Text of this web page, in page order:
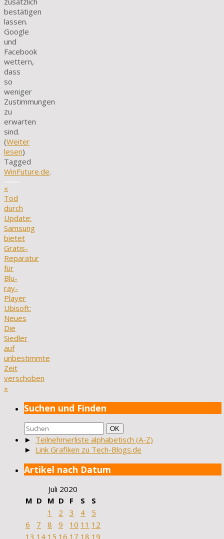
bestätigen
lassen.
Google
und
Facebook
wettern,
dass
so
weniger
Zustimmungen
zu
erwarten
sind.
(Weiter
lesen)
Tagged
WinFuture.de.
«
Tod
durch
Update:
Samsung
bietet
Gratis-
Reparatur
für
Blu-
ray-
Player
Ubisoft:
Neues
Die
Siedler
auf
unbestimmte
Zeit
verschoben
»
Suchen und Finden
Suchen
nach:
Suchen
OK
► Teilnehmerliste alphabetisch (A-Z)
► Link Grafiken zu Tech-Blogs.de
Artikel nach Datum
Juli 2020
M D M D F S
S
1
2 3 4
5
6
7 8 9 10 11 12
13 14 15 16 17 18 19